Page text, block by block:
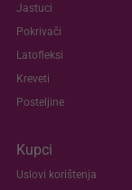
Jastuci
Pokrivači
Latofleksi
Kreveti
Posteljine
Kupci
Uslovi korištenja